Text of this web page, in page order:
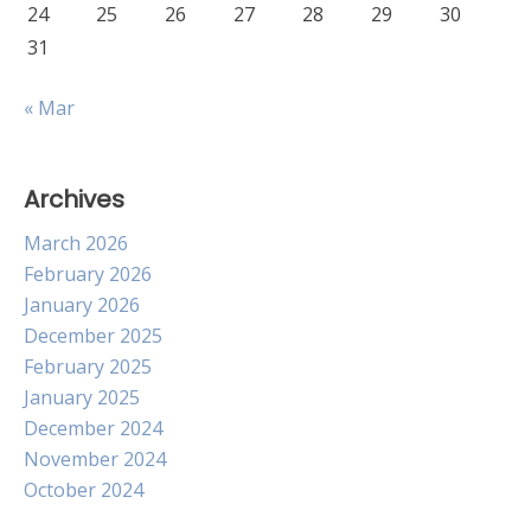
24
25 26 27 28 29
30
31
« Mar
Archives
March 2026
February 2026
January 2026
December 2025
February 2025
January 2025
December 2024
November 2024
October 2024